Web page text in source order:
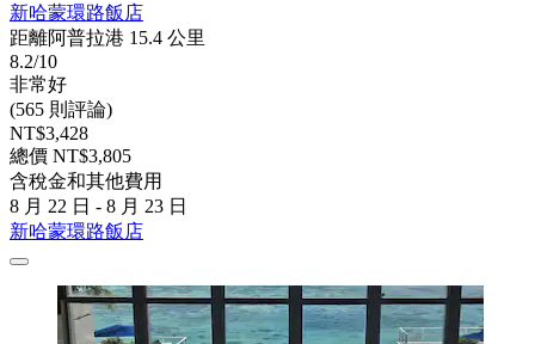
新哈蒙環路飯店
距離阿普拉港 15.4 公里
8.2/10
非常好
(565 則評論)
NT$3,428
總價 NT$3,805
含稅金和其他費用
8 月 22 日 - 8 月 23 日
新哈蒙環路飯店